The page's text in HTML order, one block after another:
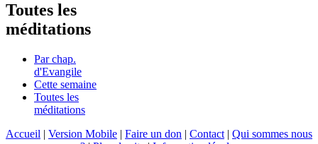
Toutes les
méditations
Par chap.
d'Evangile
Cette semaine
Toutes les
méditations
Accueil | Version Mobile | Faire un don | Contact | Qui sommes nous